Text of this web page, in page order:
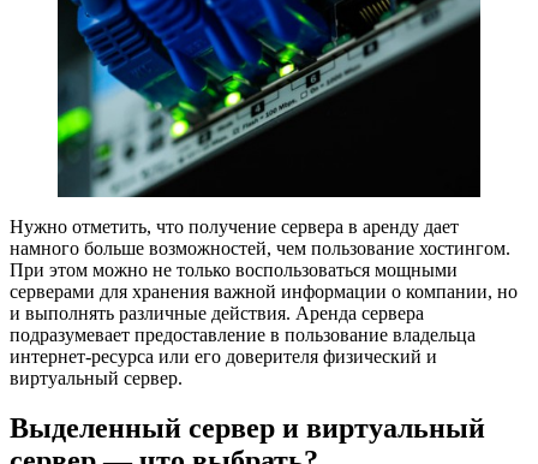
Нужно отметить, что получение сервера в аренду дает
намного больше возможностей, чем пользование хостингом.
При этом можно не только воспользоваться мощными
серверами для хранения важной информации о компании, но
и выполнять различные действия. Аренда сервера
подразумевает предоставление в пользование владельца
интернет-ресурса или его доверителя физический и
виртуальный сервер.
Выделенный сервер и виртуальный